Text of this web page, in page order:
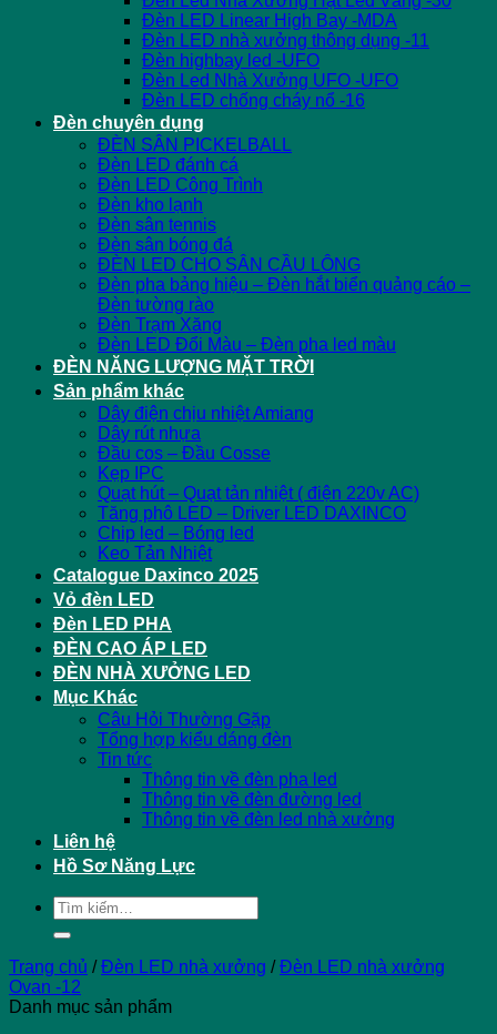
Đèn LED Linear High Bay -MDA
Đèn LED nhà xưởng thông dụng -11
Đèn highbay led -UFO
Đèn Led Nhà Xưởng UFO -UFO
Đèn LED chống cháy nổ -16
Đèn chuyên dụng
ĐÈN SÂN PICKELBALL
Đèn LED đánh cá
Đèn LED Công Trình
Đèn kho lạnh
Đèn sân tennis
Đèn sân bóng đá
ĐÈN LED CHO SÂN CẦU LÔNG
Đèn pha bảng hiệu – Đèn hắt biển quảng cáo –
Đèn tường rào
Đèn Trạm Xăng
Đèn LED Đổi Màu – Đèn pha led màu
ĐÈN NĂNG LƯỢNG MẶT TRỜI
Sản phẩm khác
Dây điện chịu nhiệt Amiang
Dây rút nhựa
Đầu cos – Đầu Cosse
Kẹp IPC
Quạt hút – Quạt tản nhiệt ( điện 220v AC)
Tăng phô LED – Driver LED DAXINCO
Chip led – Bóng led
Keo Tản Nhiệt
Catalogue Daxinco 2025
Vỏ đèn LED
Đèn LED PHA
ĐÈN CAO ÁP LED
ĐÈN NHÀ XƯỞNG LED
Mục Khác
Câu Hỏi Thường Gặp
Tổng hợp kiểu dáng đèn
Tin tức
Thông tin về đèn pha led
Thông tin về đèn đường led
Thông tin về đèn led nhà xưởng
Liên hệ
Hồ Sơ Năng Lực
Tìm
kiếm:
Trang chủ / Đèn LED nhà xưởng / Đèn LED nhà xưởng
Ovan -12
Danh mục sản phẩm